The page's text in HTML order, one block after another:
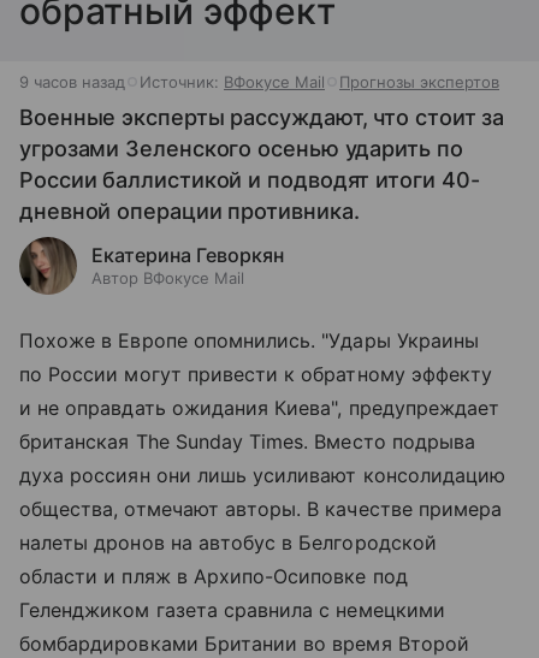
обратный эффект
9 часов назад Источник: ВФокусе Mail Прогнозы экспертов
Военные эксперты рассуждают, что стоит за
угрозами Зеленского осенью ударить по
России баллистикой и подводят итоги 40-
дневной операции противника.
Екатерина Геворкян
Автор ВФокусе Mail
Похоже в Европе опомнились. "Удары Украины
по России могут привести к обратному эффекту
и не оправдать ожидания Киева", предупреждает
британская The Sunday Times. Вместо подрыва
духа россиян они лишь усиливают консолидацию
общества, отмечают авторы. В качестве примера
налеты дронов на автобус в Белгородской
области и пляж в Архипо-Осиповке под
Геленджиком газета сравнила с немецкими
бомбардировками Британии во время Второй